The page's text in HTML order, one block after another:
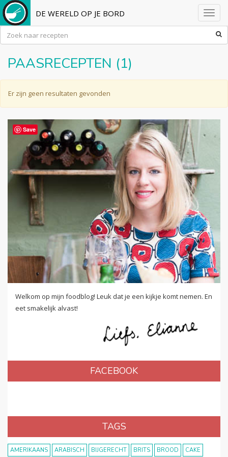
DE WERELD OP JE BORD
PAASRECEPTEN (1)
Er zijn geen resultaten gevonden
Welkom op mijn foodblog! Leuk dat je een kijkje komt nemen. En
eet smakelijk alvast!
FACEBOOK
TAGS
AMERIKAANS ARABISCH BIJGERECHT BRITS BROOD CAKE
Save